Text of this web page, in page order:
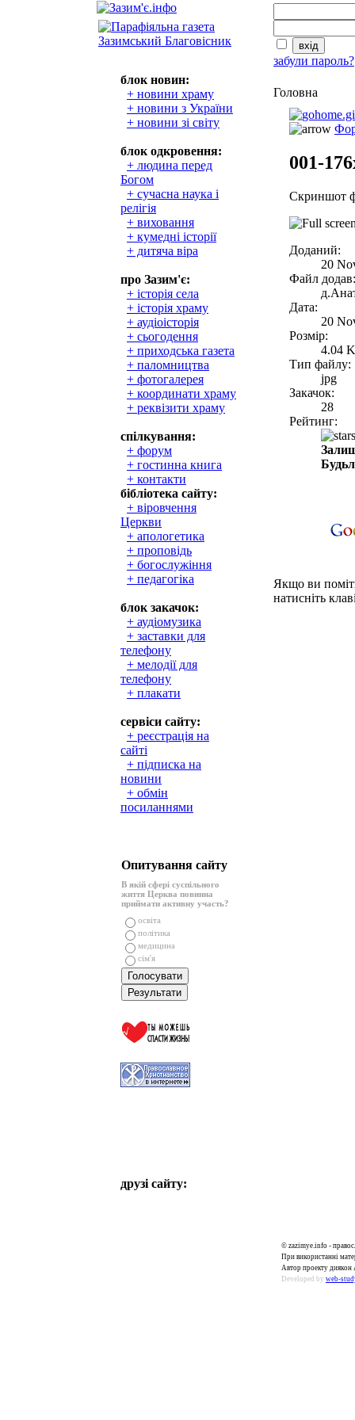
блок новин:
+ новини храму
+ новини з України
+ новини зі світу
блок одкровення:
+ людина перед
Богом
+ сучасна наука і
релігія
+ виховання
+ кумедні історії
+ дитяча віра
про Зазим'є:
+ історія села
+ історія храму
+ аудіоісторія
+ сьогодення
+ приходська газета
+ паломництва
+ фотогалерея
+ координати храму
+ реквізити храму
спілкування:
+ форум
+ гостинна книга
+ контакти
бібліотека сайту:
+ віровчення
Церкви
+ апологетика
+ проповідь
+ богослужіння
+ педагогіка
блок закачок:
+ аудіомузика
+ заставки для
телефону
+ мелодії для
телефону
+ плакати
сервіси сайту:
+ реєстрація на
сайті
+ підписка на
новини
+ обмін
посиланнями
Опитування сайту
В якій сфері суспільного
життя Церква повинна
приймати активну участь?
освіта
політика
медицина
сім'я
друзі сайту:
забули пароль?
Головна
001-
Скриншот
Доданий:
20
Файл додав:
Дата:
20
Розмір:
4.04
Тип файлу:
jpg
Закачок:
28
Рейтинг:
Якщо ви
натисніть
© zazimye.info -
При використанні
Автор проекту диякон
Developed by web-